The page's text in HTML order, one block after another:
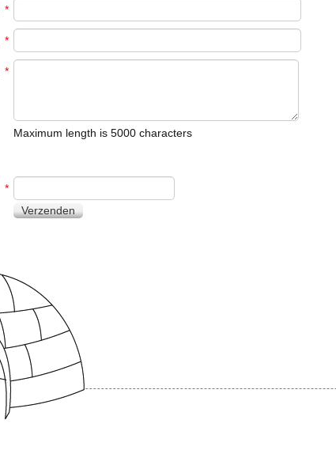
*
*
*
Maximum length is 5000 characters
*
Verzenden